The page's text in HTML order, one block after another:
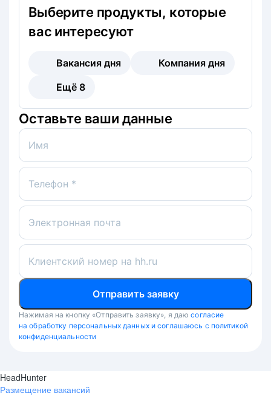
Выберите продукты, которые
вас интересуют
Вакансия дня
Компания дня
Ещё 8
Оставьте ваши данные
Имя
Телефон *
Электронная почта
Клиентский номер на hh.ru
Отправить заявку
Нажимая на кнопку «Отправить заявку», я даю согласие
на обработку персональных данных и соглашаюсь с политикой
конфиденциальности
HeadHunter
Размещение вакансий